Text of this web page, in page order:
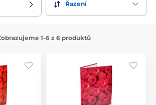
Řazení
1-6 z 6 produktů